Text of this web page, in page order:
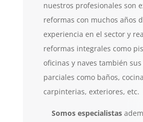
nuestros profesionales son
reformas con muchos años
experiencia en el sector y
reformas integrales como
oficinas y naves también
parciales como baños,
carpinterias, exteriores, etc.
Somos especialistas